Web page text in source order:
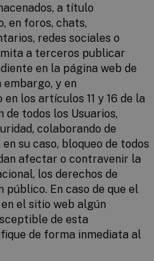
a título
en foros, chats,
redes sociales o
a terceros publicar
en la página web de
embargo, y en
los artículos 11 y 16 de la
de todos los Usuarios,
colaborando de
su caso, bloqueo de todos
afectar o contravenir la
los derechos de
En caso de que el
el sitio web algún
de esta
de forma inmediata al